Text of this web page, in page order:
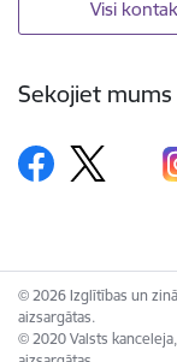
Visi
Sekojiet mums
© 2026 Izglītības un
aizsargātas.
© 2020 Valsts